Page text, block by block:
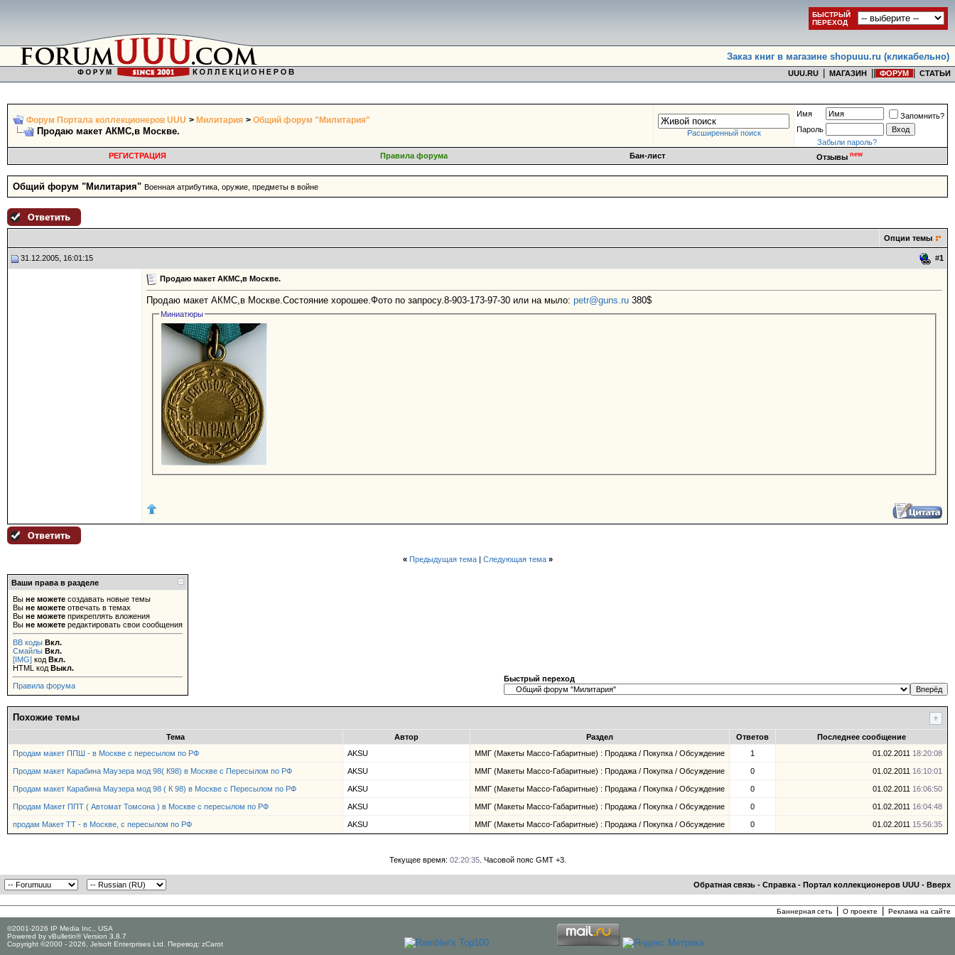
БЫСТРЫЙ
ПЕРЕХОД
Заказ книг в магазине shopuuu.ru (кликабельно)
UUU.RU МАГАЗИН ФОРУМ СТАТЬИ
Форум Портала коллекционеров UUU > Милитария > Общий форум "Милитария"
Продаю макет АКМС,в Москве. Расширенный поиск
Имя
Запомнить?
Пароль
Забыли пароль?
РЕГИСТРАЦИЯ
Правила форума Бан-лист Отзывы new
Общий форум "Милитария" Военная атрибутика, оружие, предметы в войне
Опции темы
31.12.2005, 16:01:15 #1
Продаю макет АКМС,в Москве.
Продаю макет АКМС,в Москве.Состояние хорошее.Фото по запросу.8-903-173-97-30 или на мыло: petr@guns.ru 380$
Миниатюры
« Предыдущая тема| Следующая тема »
Ваши права в разделе
Вы не можете создавать новые темы
Вы не можете отвечать в темах
Вы не можете прикреплять вложения
Вы не можете редактировать свои сообщения
BB коды Вкл.
Смайлы Вкл.
[IMG] код Вкл.
HTML код Выкл.
Правила форума
Быстрый переход
Похожие темы
Тема Автор Раздел Ответов
Последнее сообщение
Продам макет ППШ - в Москве с пересылом по РФ
AKSU ММГ (Макеты Массо-Габаритные) : Продажа / Покупка / Обсуждение 1 01.02.2011 18:20:08
Продам макет Карабина Маузера мод 98( К98) в Москве с Пересылом по РФ AKSU ММГ (Макеты Массо-Габаритные) : Продажа / Покупка / Обсуждение 0 01.02.2011 16:10:01
Продам макет Карабина Маузера мод 98 ( К 98) в Москве с Пересылом по РФ AKSU ММГ (Макеты Массо-Габаритные) : Продажа / Покупка / Обсуждение 0 01.02.2011 16:06:50
Продам Макет ППТ ( Автомат Томсона ) в Москве с пересылом по РФ AKSU ММГ (Макеты Массо-Габаритные) : Продажа / Покупка / Обсуждение 0 01.02.2011 16:04:48
продам Макет ТТ - в Москве, с пересылом по РФ AKSU ММГ (Макеты Массо-Габаритные) : Продажа / Покупка / Обсуждение 0 01.02.2011 15:56:35
Текущее время: 02:20:35. Часовой пояс GMT +3.
Обратная связь - Справка - Портал коллекционеров UUU - Вверх
Баннерная сеть О проекте Реклама на сайте
©2001-2026 IP Media Inc., USA
Powered by vBulletin® Version 3.8.7
Copyright ©2000 - 2026, Jelsoft Enterprises Ltd. Перевод: zCarot